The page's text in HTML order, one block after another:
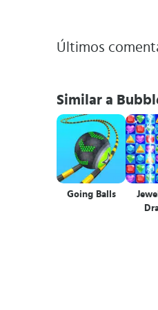
Últimos
Similar a
Going Balls